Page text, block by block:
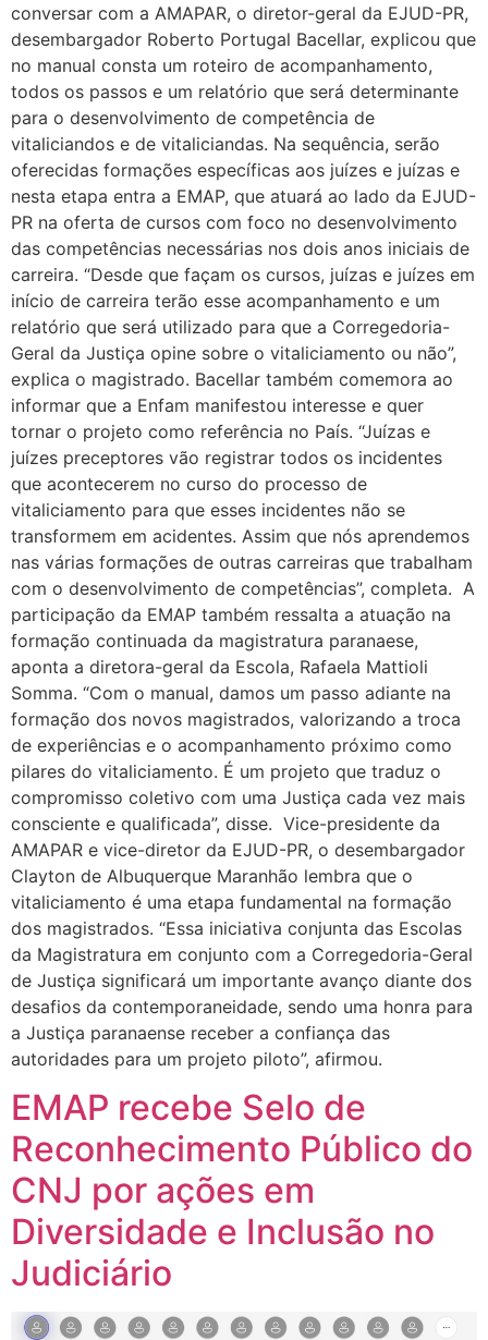
conversar com a AMAPAR, o diretor-geral da EJUD-PR,
desembargador Roberto Portugal Bacellar, explicou que
no manual consta um roteiro de acompanhamento,
todos os passos e um relatório que será determinante
para o desenvolvimento de competência de
vitaliciandos e de vitaliciandas. Na sequência, serão
oferecidas formações específicas aos juízes e juízas e
nesta etapa entra a EMAP, que atuará ao lado da EJUD-
PR na oferta de cursos com foco no desenvolvimento
das competências necessárias nos dois anos iniciais de
carreira. “Desde que façam os cursos, juízas e juízes em
início de carreira terão esse acompanhamento e um
relatório que será utilizado para que a Corregedoria-
Geral da Justiça opine sobre o vitaliciamento ou não”,
explica o magistrado. Bacellar também comemora ao
informar que a Enfam manifestou interesse e quer
tornar o projeto como referência no País. “Juízas e
juízes preceptores vão registrar todos os incidentes
que acontecerem no curso do processo de
vitaliciamento para que esses incidentes não se
transformem em acidentes. Assim que nós aprendemos
nas várias formações de outras carreiras que trabalham
com o desenvolvimento de competências”, completa. A
participação da EMAP também ressalta a atuação na
formação continuada da magistratura paranaese,
aponta a diretora-geral da Escola, Rafaela Mattioli
Somma. “Com o manual, damos um passo adiante na
formação dos novos magistrados, valorizando a troca
de experiências e o acompanhamento próximo como
pilares do vitaliciamento. É um projeto que traduz o
compromisso coletivo com uma Justiça cada vez mais
consciente e qualificada”, disse. Vice-presidente da
AMAPAR e vice-diretor da EJUD-PR, o desembargador
Clayton de Albuquerque Maranhão lembra que o
vitaliciamento é uma etapa fundamental na formação
dos magistrados. “Essa iniciativa conjunta das Escolas
da Magistratura em conjunto com a Corregedoria-Geral
de Justiça significará um importante avanço diante dos
desafios da contemporaneidade, sendo uma honra para
a Justiça paranaense receber a confiança das
autoridades para um projeto piloto”, afirmou.
EMAP recebe Selo de
Reconhecimento Público do
CNJ por ações em
Diversidade e Inclusão no
Judiciário